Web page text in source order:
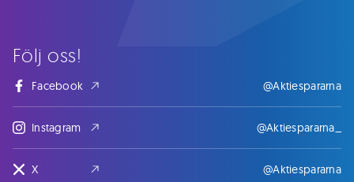
Följ oss!
Facebook @Aktiespararna
Instagram @Aktiespararna_
X @Aktiespararna